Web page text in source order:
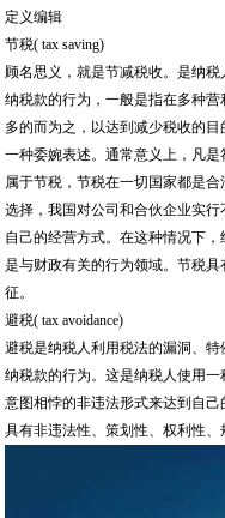
定义编辑
节税( tax saving)
顾名思义，就是节减税收。是纳
纳税款的行为，一般是指在多种
多的而为之，以达到减少税收的
一种委婉表述。通常意义上，凡
属于节税，节税在一切国家都是
选择，我国对公司和合伙企业实
自己的经营方式。在这种情况下
是与财政有关的行为领域。节税
征。
避税( tax avoidance)
避税是纳税人利用税法的漏洞、
纳税款的行为。这是纳税人使用
意图相悖的非违法形式来达到自
具有非违法性、策划性、权利性、